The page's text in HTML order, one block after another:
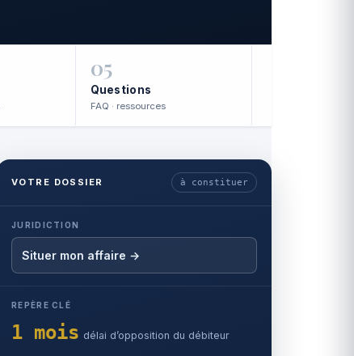
05
Questions
FAQ · ressources
VOTRE DOSSIER à constituer
JURIDICTION
Situer mon affaire →
REPÈRE CLÉ
1 mois délai d’opposition du débiteur